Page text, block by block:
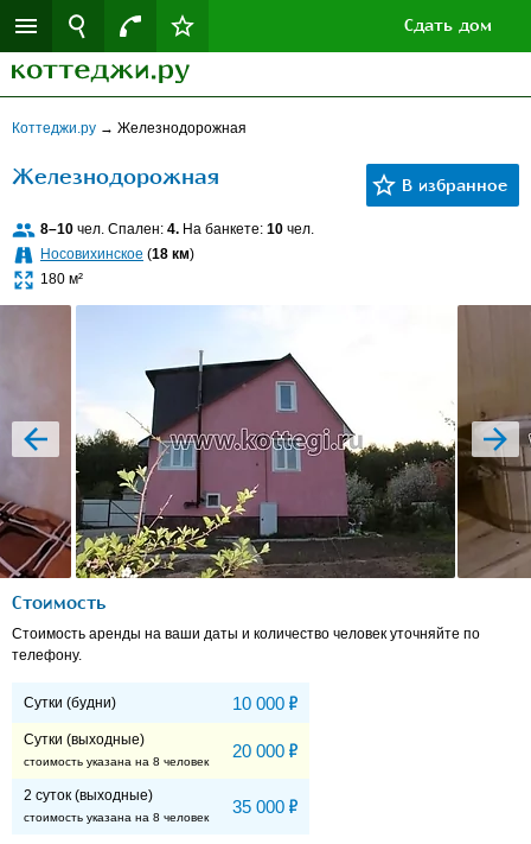
Сдать дом
Коттеджи.ру → Железнодорожная
Железнодорожная
8–10 чел. Спален: 4. На банкете: 10 чел.
Носовихинское (18 км)
180 м²
next
Стоимость
Стоимость аренды на ваши даты и количество человек уточняйте по
телефону.
Сутки (будни) 10 000 Р
Сутки (выходные)
стоимость указана на 8 человек
20 000 Р
2 суток (выходные)
стоимость указана на 8 человек
35 000 Р